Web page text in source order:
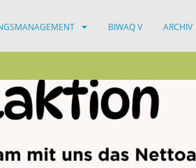
BIWAQ V ARCHIV